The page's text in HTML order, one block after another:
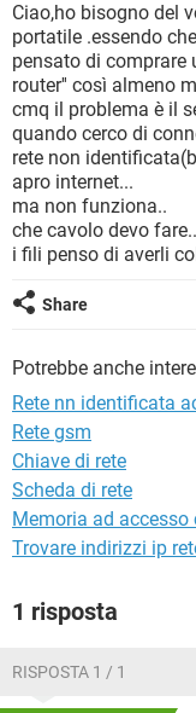
TIKTOK
HARDWARE
INSTAGRAM
TIKTOK
HARDWARE
INTRATTENIMENTO
iOS
INSTAGRAM
TIKTOK
HARDWARE
Ciao,ho bisogno del
portatile .essendo
pensato di comprare
router'' così almeno
cmq il problema è il
quando cerco di
rete non
apro internet...
ma non funziona..
che cavolo devo
i fili penso di averli
Share
Potrebbe anche
Rete nn identificata
Rete gsm
Chiave di rete
Scheda di rete
Memoria ad accesso
Trovare indirizzi ip
1 risposta
RISPOSTA 1 / 1